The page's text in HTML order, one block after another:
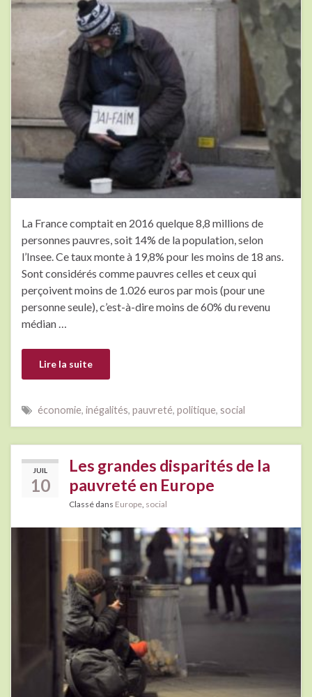
La France comptait en 2016 quelque 8,8 millions de
personnes pauvres, soit 14% de la population, selon
l’Insee. Ce taux monte à 19,8% pour les moins de 18 ans.
Sont considérés comme pauvres celles et ceux qui
perçoivent moins de 1.026 euros par mois (pour une
personne seule), c’est-à-dire moins de 60% du revenu
médian …
Lire la suite
économie, inégalités, pauvreté, politique, social
JUIL
10
Les grandes disparités de la
pauvreté en Europe
Classé dans Europe social